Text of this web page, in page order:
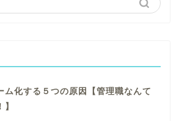
ム化する５つの原因【管理職なんて